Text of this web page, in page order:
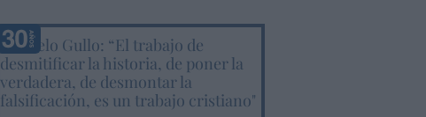
Marcelo Gullo: “El trabajo de
desmitificar la historia, de poner la
verdadera, de desmontar la
falsificación, es un trabajo cristiano"